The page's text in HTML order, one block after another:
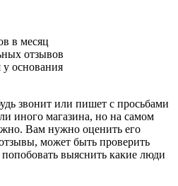
в месяц
отзывов
основания
звонит или пишет с просьбами
иного магазина, но на самом
Вам нужно оценить его
может быть проверить
выяснить какие люди